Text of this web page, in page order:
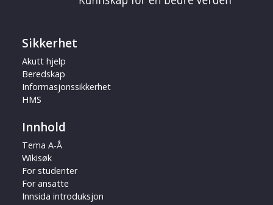
Sikkerhet
Akutt hjelp
Beredskap
Informasjonssikkerhet
HMS
Innhold
Tema A-Å
Wikisøk
For studenter
For ansatte
Innsida introduksjon